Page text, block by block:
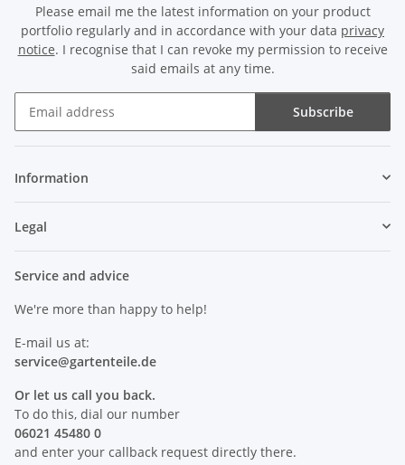
Please email me the latest information on your product
portfolio regularly and in accordance with your data privacy
notice. I recognise that I can revoke my permission to receive
said emails at any time.
Subscribe
Information
Legal
Service and advice
We're more than happy to help!
E-mail us at:
service@gartenteile.de
Or let us call you back.
To do this, dial our number
06021 45480 0
and enter your callback request directly there.